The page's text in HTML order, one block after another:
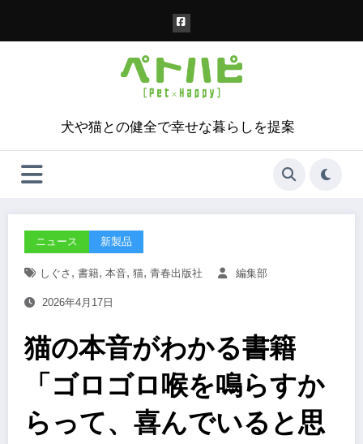
犬や猫との健全で幸せな暮らしを提案
ニュース 新製品
しぐさ , 書籍, 本音, 猫, 青春出版社 編集部
2026年4月17日
猫の本音がわかる書籍
「ゴロゴロ喉を鳴らすか
らって、喜んでいると思